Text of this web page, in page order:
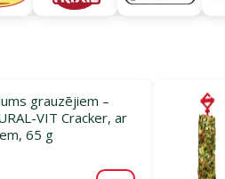
grauzējiem –
VIT Cracker, ar
65 g